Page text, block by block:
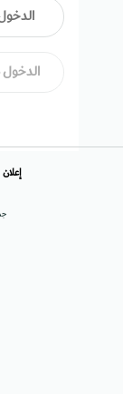
إعلان